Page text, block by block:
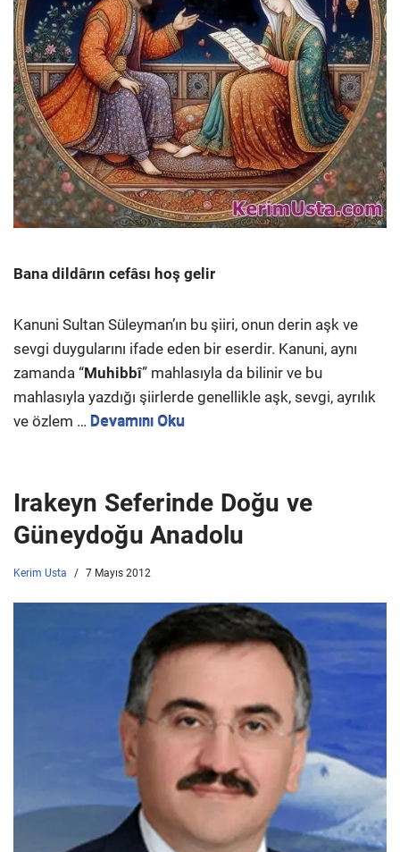
Bana dildârın cefâsı hoş gelir
Kanuni Sultan Süleyman’ın bu şiiri, onun derin aşk ve
sevgi duygularını ifade eden bir eserdir. Kanuni, aynı
zamanda “Muhibbî” mahlasıyla da bilinir ve bu
mahlasıyla yazdığı şiirlerde genellikle aşk, sevgi, ayrılık
ve özlem … Devamını Oku
Irakeyn Seferinde Doğu ve
Güneydoğu Anadolu
Kerim Usta 7 Mayıs 2012